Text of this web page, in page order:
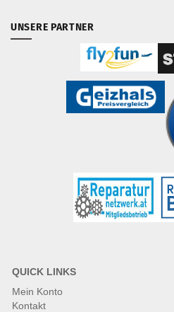
UNSERE PARTNER
QUICK LINKS
Mein Konto
Kontakt